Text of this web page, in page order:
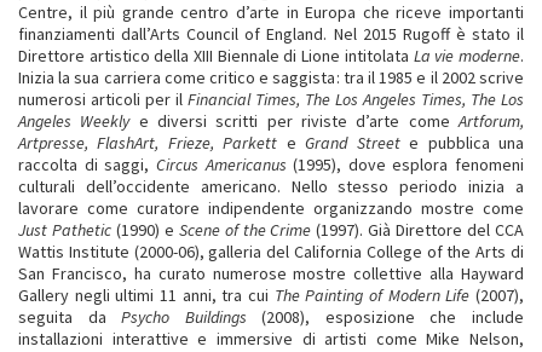
Centre, il più grande centro d’arte in Europa che riceve importanti
finanziamenti dall’Arts Council of England. Nel 2015 Rugoff è stato il
Direttore artistico della XIII Biennale di Lione intitolata La vie moderne.
Inizia la sua carriera come critico e saggista: tra il 1985 e il 2002 scrive
numerosi articoli per il Financial Times, The Los Angeles Times, The Los
Angeles Weeklye diversi scritti per riviste d’arte come Artforum,
Artpresse, FlashArt, Frieze, Parkett e Grand Streete pubblica una
raccolta di saggi, Circus Americanus(1995), dove esplora fenomeni
culturali dell’occidente americano. Nello stesso periodo inizia a
lavorare come curatore indipendente organizzando mostre come
Just Pathetic(1990) e Scene of the Crime (1997). Già Direttore del CCA
Wattis Institute (2000-06), galleria del California College of the Arts di
San Francisco, ha curato numerose mostre collettive alla Hayward
Gallery negli ultimi 11 anni, tra cui The Painting of Modern Life (2007),
seguita daPsycho Buildings (2008), esposizione che include
installazioni interattive e immersive di artisti come Mike Nelson,